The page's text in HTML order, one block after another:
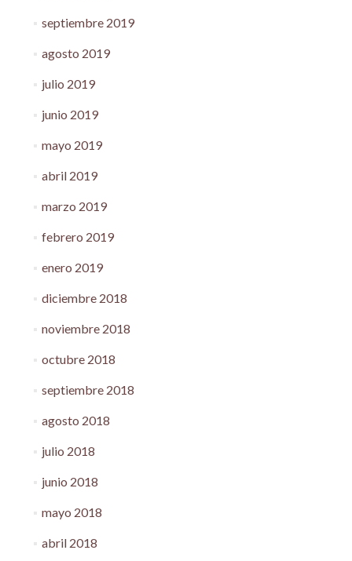
septiembre 2019
agosto 2019
julio 2019
junio 2019
mayo 2019
abril 2019
marzo 2019
febrero 2019
enero 2019
diciembre 2018
noviembre 2018
octubre 2018
septiembre 2018
agosto 2018
julio 2018
junio 2018
mayo 2018
abril 2018